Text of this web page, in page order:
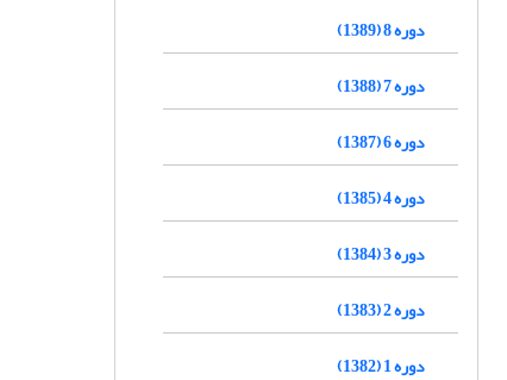
دوره 8 (1389)
دوره 7 (1388)
دوره 6 (1387)
دوره 4 (1385)
دوره 3 (1384)
دوره 2 (1383)
دوره 1 (1382)